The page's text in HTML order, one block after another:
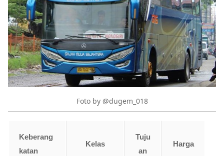
Foto by @dugem_018
Keberang
katan
Kelas
Tuju
an
Harga